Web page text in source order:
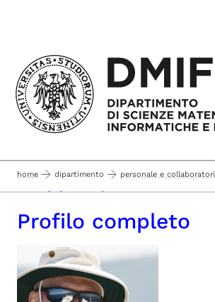
home dipartimento personale e collaboratori
personale docente e ricercatore
Profilo completo